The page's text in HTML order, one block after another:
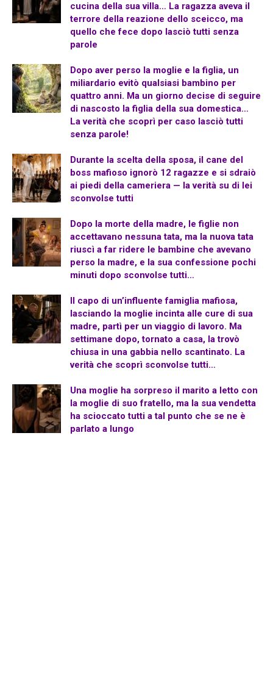
cucina della sua villa… La ragazza aveva il
terrore della reazione dello sceicco, ma
quello che fece dopo lasciò tutti senza
parole
Dopo aver perso la moglie e la figlia, un
miliardario evitò qualsiasi bambino per
quattro anni. Ma un giorno decise di seguire
di nascosto la figlia della sua domestica…
La verità che scoprì per caso lasciò tutti
senza parole!
Durante la scelta della sposa, il cane del
boss mafioso ignorò 12 ragazze e si sdraiò
ai piedi della cameriera — la verità su di lei
sconvolse tutti
Dopo la morte della madre, le figlie non
accettavano nessuna tata, ma la nuova tata
riuscì a far ridere le bambine che avevano
perso la madre, e la sua confessione pochi
minuti dopo sconvolse tutti…
Il capo di un’influente famiglia mafiosa,
lasciando la moglie incinta alle cure di sua
madre, partì per un viaggio di lavoro. Ma
settimane dopo, tornato a casa, la trovò
chiusa in una gabbia nello scantinato. La
verità che scoprì sconvolse tutti…
Una moglie ha sorpreso il marito a letto con
la moglie di suo fratello, ma la sua vendetta
ha scioccato tutti a tal punto che se ne è
parlato a lungo